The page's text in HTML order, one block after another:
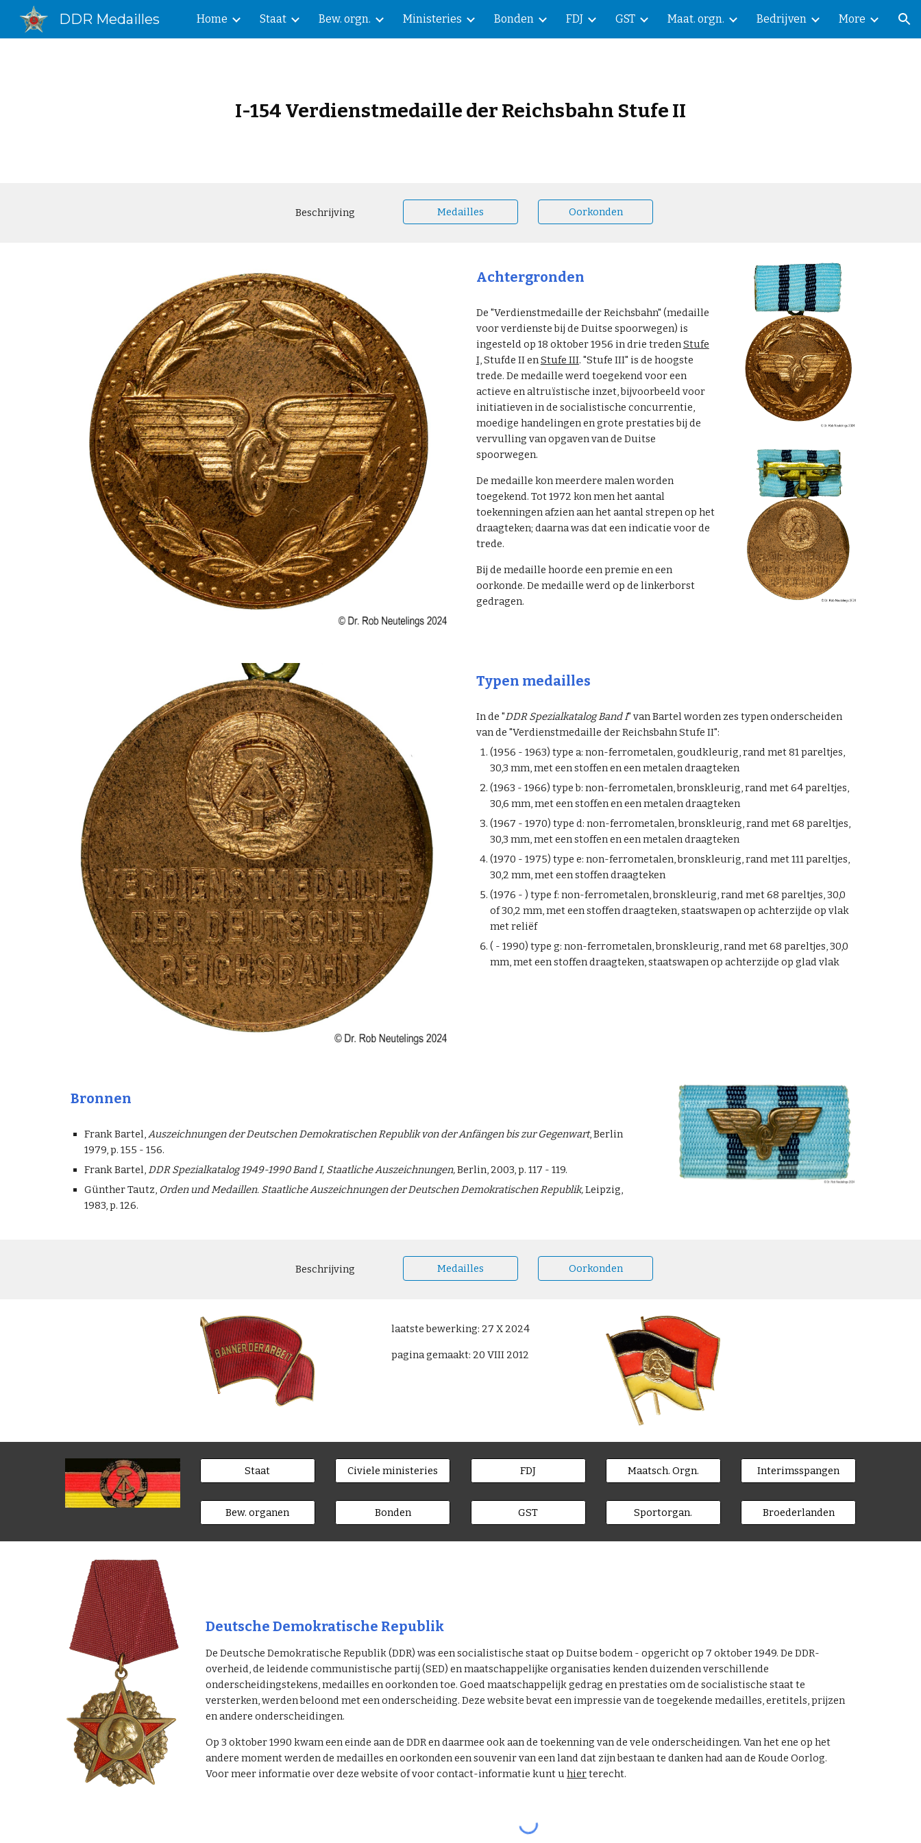
Skip to main content Skip to navigation
DDR Medailles Home Staat Bew. orgn. Ministeries Bonden FDJ GST Maat. orgn. Bedrijven More
I-154 Verdienstmedaille der Reichsbahn Stufe II
Beschrijving Medailles Oorkonden
Achtergronden
De "Verdienstmedaille der Reichsbahn" (medaille
voor verdienste bij de Duitse spoorwegen) is
ingesteld op 18 oktober 1956 in drie tredenStufe
I,Stufde II enStufe III. "Stufe III" is de hoogste
trede. De medaille werd toegekend voor een
actieve en altruïstische inzet, bijvoorbeeld voor
initiatieven in de socialistische concurrentie,
moedige handelingen en grote prestaties bij de
vervulling van opgaven van de Duitse
spoorwegen.
De medaille kon meerdere malen worden
toegekend. Tot 1972 kon men het aantal
toekenningen afzien aan het aantal strepen op het
draagteken; daarna was dat een indicatie voor de
trede.
Bij de medaille hoorde een premie en een
oorkonde. De medaille werd op de linkerborst
gedragen.
Typen medailles
In de "DDR Spezialkatalog Band I" van Bartel worden zes typen onderscheiden
van de "Verdienstmedaille der Reichsbahn Stufe II":
(1956 - 1963) type a: non-ferrometalen, goudkleurig, rand met 81 pareltjes,
30,3 mm, met een stoffen en een metalen draagteken
(1963 - 1966) type b: non-ferrometalen, bronskleurig, rand met 64 pareltjes,
30,6 mm, met een stoffen en een metalen draagteken
(1967 - 1970) type d: non-ferrometalen, bronskleurig, rand met 68 pareltjes,
30,3 mm, met een stoffen en een metalen draagteken
(1970 - 1975) type e: non-ferrometalen, bronskleurig, rand met 111 pareltjes,
30,2 mm, met een stoffen draagteken
(1976 - ) type f: non-ferrometalen, bronskleurig, rand met 68 pareltjes, 30,0
of 30,2 mm, met een stoffen draagteken, staatswapen op achterzijde op vlak
met reliëf
( - 1990) type g: non-ferrometalen, bronskleurig, rand met 68 pareltjes, 30,0
mm, met een stoffen draagteken, staatswapen op achterzijde op glad vlak
Bronnen
Frank Bartel,Auszeichnungen der Deutschen Demokratischen Republik von der Anfängen bis zur Gegenwart, Berlin
1979, p. 155 - 156.
Frank Bartel,DDR Spezialkatalog 1949-1990 Band I, Staatliche Auszeichnungen,Berlin, 2003, p. 117 - 119.
Günther Tautz, Orden und Medaillen. Staatliche Auszeichnungen der Deutschen Demokratischen Republik,Leipzig,
1983, p. 126.
Beschrijving Medailles Oorkonden
laatste bewerking: 27 X 2024
pagina gemaakt: 20 VIII 2012
Staat
Bew. organen
Civiele ministeries
Bonden
FDJ
GST
Maatsch. Orgn.
Sportorgan.
Interimsspangen
Broederlanden
Deutsche Demokratische Republik
De Deutsche Demokratische Republik (DDR) was een socialistische staat op Duitse bodem - opgericht op 7 oktober 1949. De DDR-
overheid, de leidende communistische partij (SED) en maatschappelijke organisaties kenden duizenden verschillende
onderscheidingstekens, medailles en oorkonden toe. Goed maatschappelijk gedrag en prestaties om de socialistische staat te
versterken, werden beloond met een onderscheiding. Deze website bevat een impressie van de toegekende medailles, eretitels, prijzen
en andere onderscheidingen.
Op 3 oktober 1990 kwam een einde aan de DDR en daarmee ook aan de toekenning van de vele onderscheidingen. Van het ene op het
andere moment werden de medailles en oorkonden een souvenir van een land dat zijn bestaan te danken had aan de Koude Oorlog.
Voor meer informatie over deze website of voor contact-informatie kunt uhierterecht.